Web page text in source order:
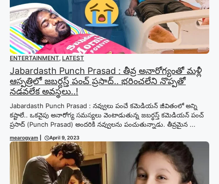
ENTERTAINMENT, LATEST
Jabardasth Punch Prasad : తీవ్ర అనారోగ్యంతో మళ్లీ
ఆస్పత్రిలో జబర్దస్త్ పంచ్ ప్రసాద్.. భరించలేని నొప్పతో
నడవలేక అవస్థలు..!
Jabardasth Punch Prasad : నవ్వులు పంచే కమెడియన్ జీవితంలో అన్ని
కష్టాలే.. ఒకవైపు అనారోగ్య సమస్యలు వెంటాడుతున్న జబర్ధస్త్ కమెడియన్ పంచ్
ప్రసాద్ (Punch Prasad) అందరికి నవ్వులను పంచుతున్నాడు. తీవ్రమైన ...
mearogyam April 9, 2023